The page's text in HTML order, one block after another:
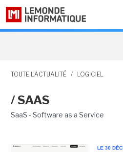
TOUTE L'ACTUALITÉ / LOGICIEL
/ SAAS
SaaS - Software as a Service
LE 30